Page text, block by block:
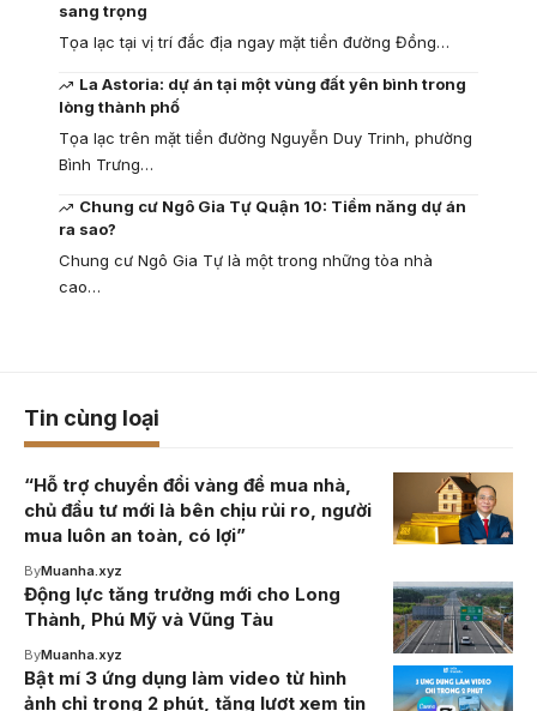
sang trọng
Tọa lạc tại vị trí đắc địa ngay mặt tiền đường Đồng…
La Astoria: dự án tại một vùng đất yên bình trong
lòng thành phố
Tọa lạc trên mặt tiền đường Nguyễn Duy Trinh, phường
Bình Trưng…
Chung cư Ngô Gia Tự Quận 10: Tiềm năng dự án
ra sao?
Chung cư Ngô Gia Tự là một trong những tòa nhà
cao…
Tin cùng loại
“Hỗ trợ chuyển đổi vàng để mua nhà,
chủ đầu tư mới là bên chịu rủi ro, người
mua luôn an toàn, có lợi”
ByMuanha.xyz
Động lực tăng trưởng mới cho Long
Thành, Phú Mỹ và Vũng Tàu
ByMuanha.xyz
Bật mí 3 ứng dụng làm video từ hình
ảnh chỉ trong 2 phút, tăng lượt xem tin